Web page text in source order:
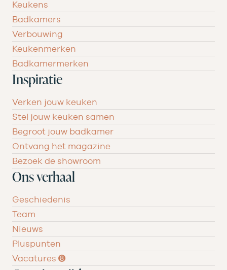
Keukens
Badkamers
Verbouwing
Keukenmerken
Badkamermerken
Inspiratie
Verken jouw keuken
Stel jouw keuken samen
Begroot jouw badkamer
Ontvang het magazine
Bezoek de showroom
Ons verhaal
Geschiedenis
Team
Nieuws
Pluspunten
Vacatures ➑